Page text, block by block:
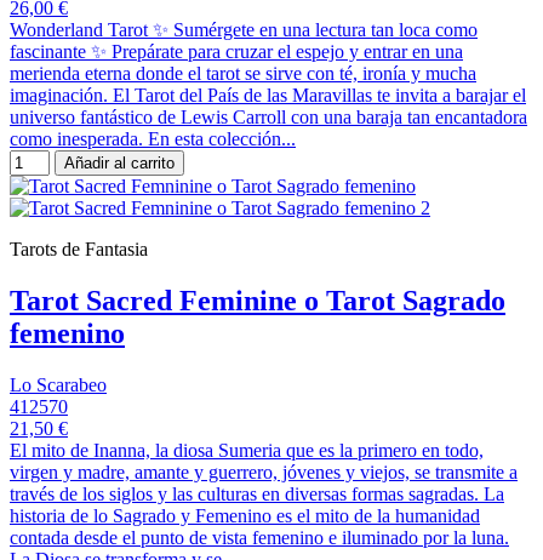
26,00 €
Wonderland Tarot ✨ Sumérgete en una lectura tan loca como
fascinante ✨ Prepárate para cruzar el espejo y entrar en una
merienda eterna donde el tarot se sirve con té, ironía y mucha
imaginación. El Tarot del País de las Maravillas te invita a barajar el
universo fantástico de Lewis Carroll con una baraja tan encantadora
como inesperada. En esta colección...
Añadir al carrito
Tarots de Fantasia
Tarot Sacred Feminine o Tarot Sagrado
femenino
Lo Scarabeo
412570
21,50 €
El mito de Inanna, la diosa Sumeria que es la primero en todo,
virgen y madre, amante y guerrero, jóvenes y viejos, se transmite a
través de los siglos y las culturas en diversas formas sagradas. La
historia de lo Sagrado y Femenino es el mito de la humanidad
contada desde el punto de vista femenino e iluminado por la luna.